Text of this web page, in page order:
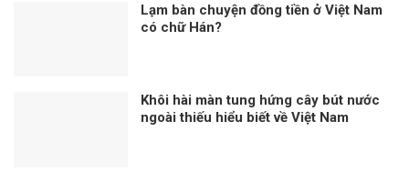
Lạm bàn chuyện đồng tiền ở Việt Nam
có chữ Hán?
Khôi hài màn tung hứng cây bút nước
ngoài thiếu hiểu biết về Việt Nam